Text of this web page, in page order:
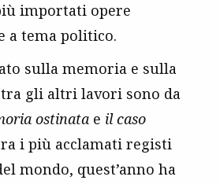
importati opere
a tema politico.
sulla memoria e sulla
gli altri lavori sono da
ostinata e il caso
i più acclamati registi
mondo, quest’anno ha